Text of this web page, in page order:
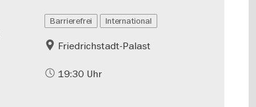
Barrierefrei International
Friedrichstadt-Palast
19:30 Uhr